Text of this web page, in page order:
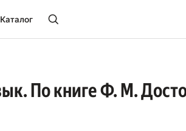
Каталог
По книге Ф. М.